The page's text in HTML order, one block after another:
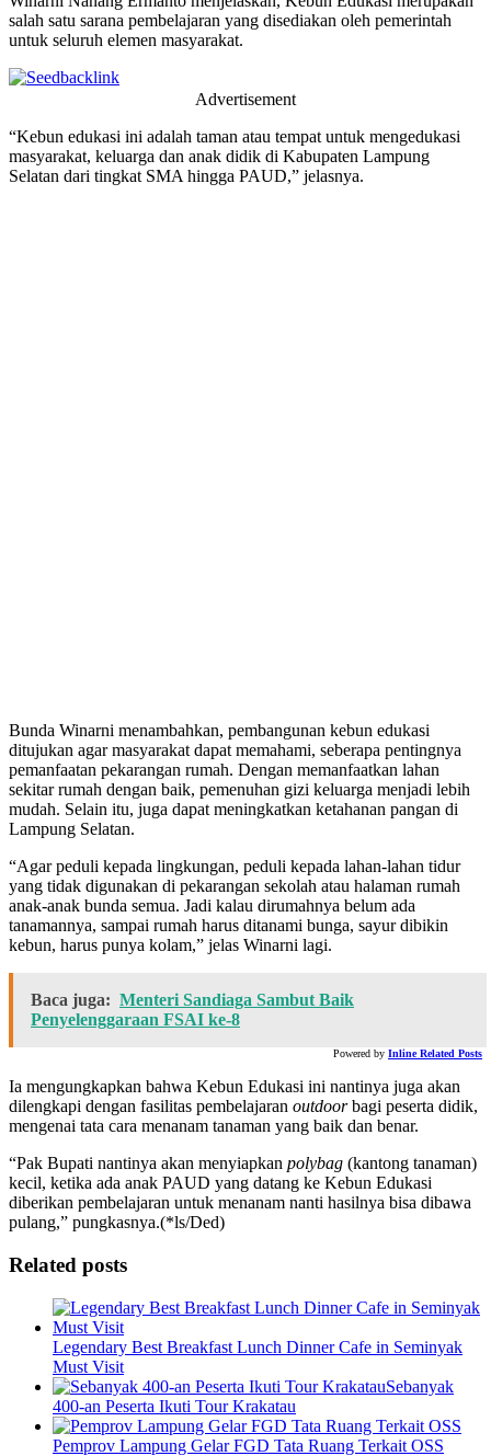
salah satu sarana pembelajaran yang disediakan oleh pemerintah
untuk seluruh elemen masyarakat.
Advertisement
“Kebun edukasi ini adalah taman atau tempat untuk mengedukasi
masyarakat, keluarga dan anak didik di Kabupaten Lampung
Selatan dari tingkat SMA hingga PAUD,” jelasnya.
Bunda Winarni menambahkan, pembangunan kebun edukasi
ditujukan agar masyarakat dapat memahami, seberapa pentingnya
pemanfaatan pekarangan rumah. Dengan memanfaatkan lahan
sekitar rumah dengan baik, pemenuhan gizi keluarga menjadi lebih
mudah. Selain itu, juga dapat meningkatkan ketahanan pangan di
Lampung Selatan.
“Agar peduli kepada lingkungan, peduli kepada lahan-lahan tidur
yang tidak digunakan di pekarangan sekolah atau halaman rumah
anak-anak bunda semua. Jadi kalau dirumahnya belum ada
tanamannya, sampai rumah harus ditanami bunga, sayur dibikin
kebun, harus punya kolam,” jelas Winarni lagi.
Baca juga: Menteri Sandiaga Sambut Baik
Penyelenggaraan FSAI ke-8
Powered by Inline Related Posts
Ia mengungkapkan bahwa Kebun Edukasi ini nantinya juga akan
dilengkapi dengan fasilitas pembelajaran outdoorbagi peserta didik,
mengenai tata cara menanam tanaman yang baik dan benar.
“Pak Bupati nantinya akan menyiapkan polybag (kantong tanaman)
kecil, ketika ada anak PAUD yang datang ke Kebun Edukasi
diberikan pembelajaran untuk menanam nanti hasilnya bisa dibawa
pulang,” pungkasnya.(*ls/Ded)
Related posts
Legendary Best Breakfast Lunch Dinner Cafe in Seminyak
Must Visit
Sebanyak
400-an Peserta Ikuti Tour Krakatau
Pemprov Lampung Gelar FGD Tata Ruang Terkait OSS